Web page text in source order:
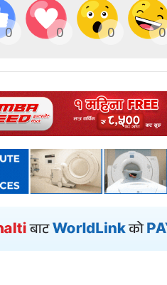
0 0 0 0